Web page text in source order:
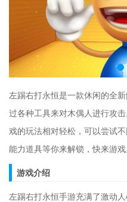
左踢右打永恒是一款休闲的全
过各种工具来对木偶人进行攻
戏的玩法相对轻松，可以尝试
能力道具等你来解锁，快来游
游戏介绍
左踢右打永恒手游充满了激动